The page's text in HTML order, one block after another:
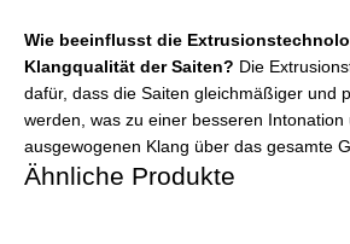
Wie beeinflusst die
Klangqualität der Saiten? Die
dafür, dass die Saiten gleichmäßiger und
werden, was zu einer besseren Intonation
ausgewogenen Klang über das gesamte
Ähnliche Produkte